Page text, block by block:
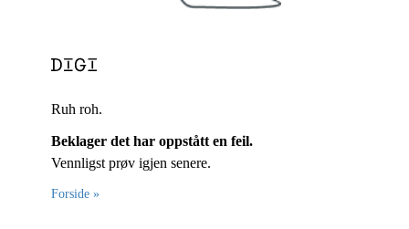
Ruh roh.
Beklager det har oppstått en feil.
Vennligst prøv igjen senere.
Forside »